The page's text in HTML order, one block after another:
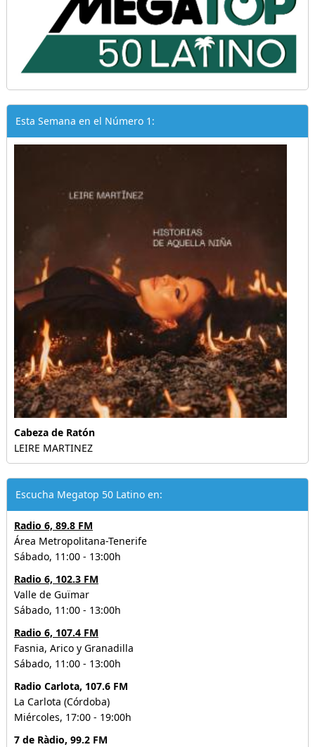
Esta Semana en el Número 1:
Cabeza de Ratón
LEIRE MARTINEZ
Escucha Megatop 50 Latino en:
Radio 6, 89.8 FM
Área Metropolitana-Tenerife
Sábado, 11:00 - 13:00h
Radio 6, 102.3 FM
Valle de Guïmar
Sábado, 11:00 - 13:00h
Radio 6, 107.4 FM
Fasnia, Arico y Granadilla
Sábado, 11:00 - 13:00h
Radio Carlota, 107.6 FM
La Carlota (Córdoba)
Miércoles, 17:00 - 19:00h
7 de Ràdio, 99.2 FM